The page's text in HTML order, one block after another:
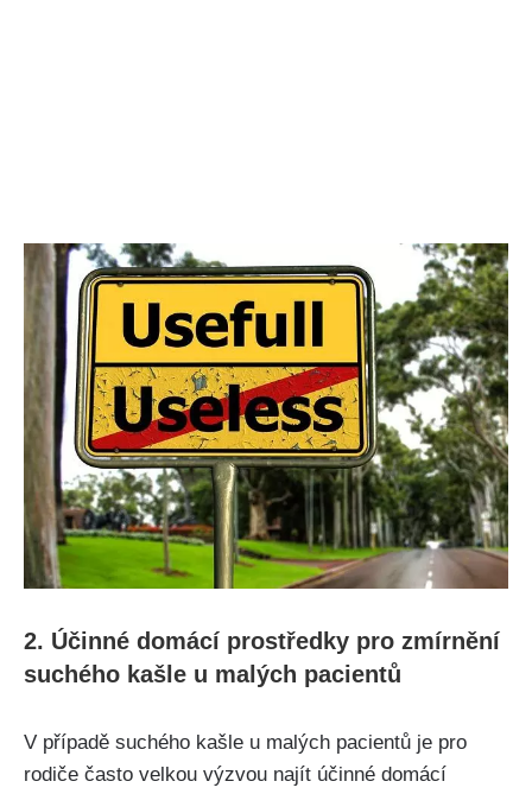
2. Účinné domácí ‌prostředky ⁣pro ⁤zmírnění‍
suchého kašle u malých pacientů
V případě suchého kašle ⁤u malých pacientů je pro
rodiče často velkou výzvou najít účinné domácí